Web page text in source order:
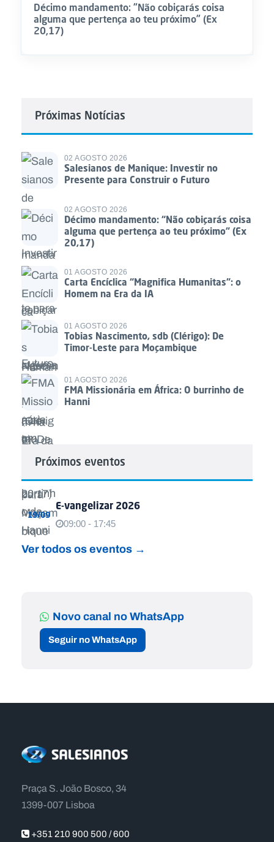
Décimo mandamento: “Não cobiçarás coisa
alguma que pertença ao teu próximo” (Ex
20,17)
Próximas Notícias
02 AGOSTO 2026
Salesianos de Manique: Investir no
Presente para Construir o Futuro
02 AGOSTO 2026
Décimo mandamento: “Não cobiçarás coisa
alguma que pertença ao teu próximo” (Ex
20,17)
01 AGOSTO 2026
Carta Encíclica “Magnifica Humanitas”: o
Homem na Era da IA
01 AGOSTO 2026
Tobias Nascimento, sdb (Clérigo): De
Timor-Leste para Moçambique
01 AGOSTO 2026
FMA Missionária em África: O burrinho de
Hanni
Próximos eventos
19/09
E-vangelizar 2026
09:00 - 17:45
Ver todos os eventos →
Novo canal no WhatsApp
Seguir no WhatsApp
Praça S. João Bosco, 34
1399-007 Lisboa
+351 210 900 500 / 600